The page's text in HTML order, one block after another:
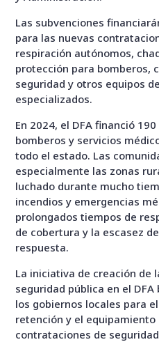
Las subvenciones
para las nuevas
respiración autónomos,
protección para bomberos,
seguridad y otros equipos
especializados.
En 2024, el DFA financió
bomberos y servicios
todo el estado. Las
especialmente las zonas
luchado durante mucho
incendios y emergencias
prolongados tiempos de
de cobertura y la escasez
respuesta.
La iniciativa de creación de
seguridad pública en el
los gobiernos locales para
retención y el equipamiento
contrataciones de